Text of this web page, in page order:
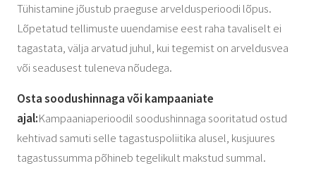
Tühistamine jõustub praeguse arveldusperioodi lõpus.
Lõpetatud tellimuste uuendamise eest raha tavaliselt ei
tagastata, välja arvatud juhul, kui tegemist on arveldusvea
või seadusest tuleneva nõudega.
Osta soodushinnaga või kampaaniate
ajal:Kampaaniaperioodil soodushinnaga sooritatud ostud
kehtivad samuti selle tagastuspoliitika alusel, kusjuures
tagastussumma põhineb tegelikult makstud summal.